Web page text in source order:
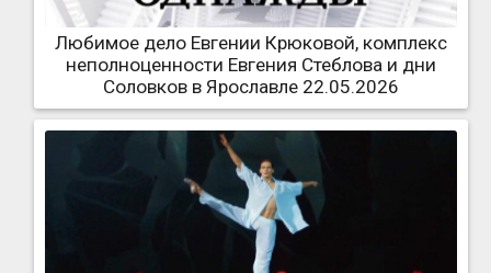
Любимое дело Евгении Крюковой, комплекс
неполноценности Евгения Стеблова и дни
Соловков в Ярославле 22.05.2026